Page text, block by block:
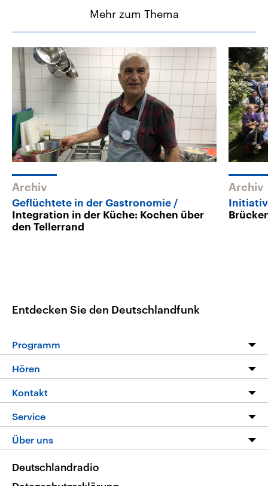
Mehr zum Thema
Archiv
Geflüchtete in der Gastronomie
Integration in der Küche: Kochen über
den Tellerrand
Archiv
Entdecken Sie den Deutschlandfunk
Programm
Die Nachrichten
Nachrichtenleicht
Neue Beiträge auf dlf.de
Hören
Livestream
Podcasts
Deutschlandfunk App
Nachrichten App
Kontakt
Service
FAQ
Veranstaltungen
Über uns
Deutschlandradio